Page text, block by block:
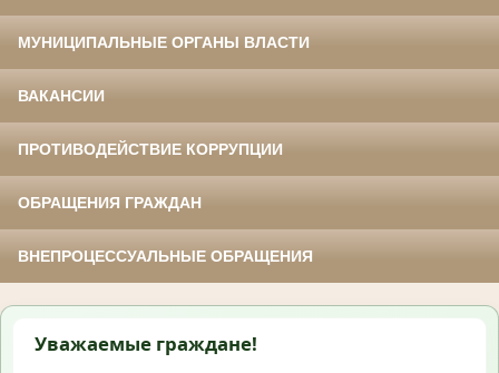
МУНИЦИПАЛЬНЫЕ ОРГАНЫ ВЛАСТИ
ВАКАНСИИ
ПРОТИВОДЕЙСТВИЕ КОРРУПЦИИ
ОБРАЩЕНИЯ ГРАЖДАН
ВНЕПРОЦЕССУАЛЬНЫЕ ОБРАЩЕНИЯ
Уважаемые граждане!